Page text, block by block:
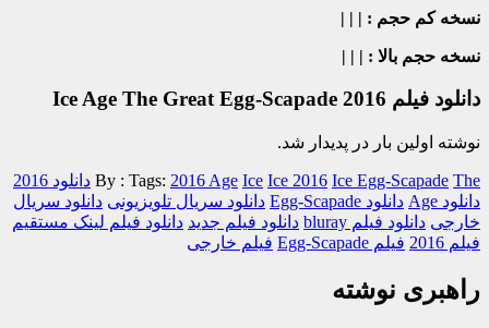
نسخه کم حجم : | | |
نسخه حجم بالا : | | |
دانلود فیلم Ice Age The Great Egg-Scapade 2016
نوشته اولین بار در پدیدار شد.
By : Tags: 2016 Age Ice Ice 2016 Ice Egg-Scapade The
دانلود 2016
دانلود Age
دانلود Egg-Scapade دانلود سریال تلویزیونی دانلود سریال
خارجی دانلود فیلم bluray دانلود فیلم جدید دانلود فیلم لینک مستقیم
فیلم 2016
فیلم Egg-Scapade فیلم خارجی
راهبری نوشته